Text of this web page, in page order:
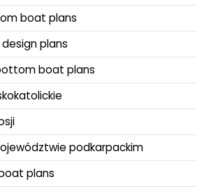
boat plans
plans
boat plans
podkarpackim
plans